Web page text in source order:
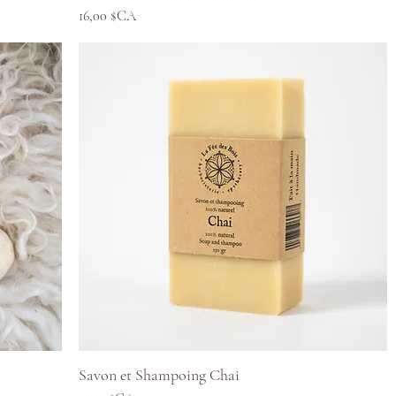
Prix
16,00 $CA
Aperçu rapide
Savon et Shampoing Chai